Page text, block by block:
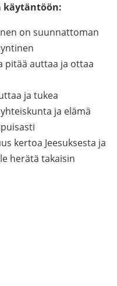
käytäntöön:
on suunnattoman
pitää auttaa ja ottaa
ja tukea
ja elämä
kertoa Jeesuksesta ja
herätä takaisin